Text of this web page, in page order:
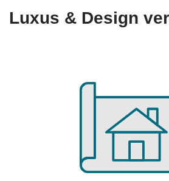
Luxus & Design